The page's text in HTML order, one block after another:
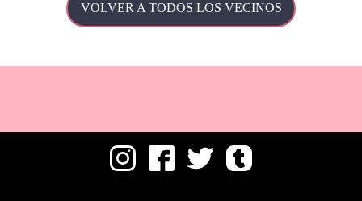
VOLVER A TODOS LOS VECINOS